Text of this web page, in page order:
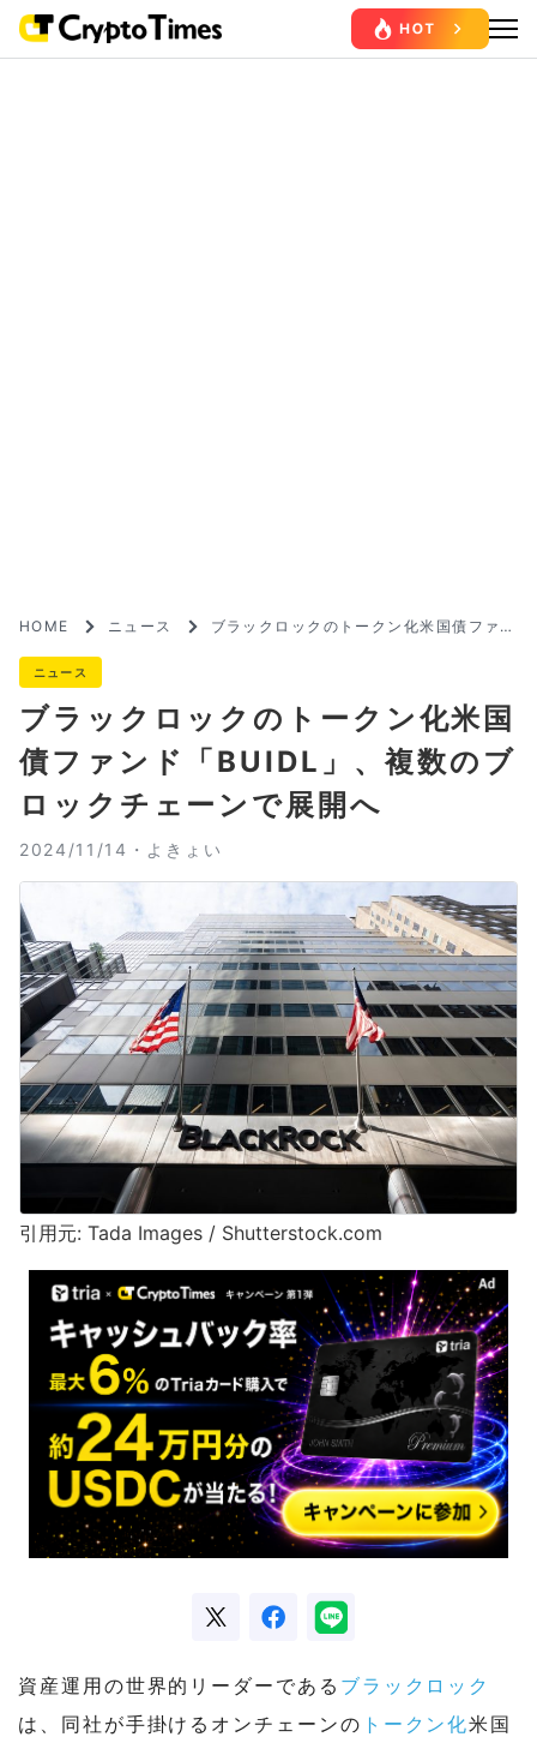
HOME ニュース
ブラックロックのトークン化米国債ファン
ニュース
ブラックロックのトークン化米国
債ファンド「BUIDL」、複数のブ
ロックチェーンで展開へ
2024/11/14・ よきょい
引用元: Tada Images / Shutterstock.com
資産運用の世界的リーダーである ブラックロック
は、同社が手掛けるオンチェーンの トークン化米国